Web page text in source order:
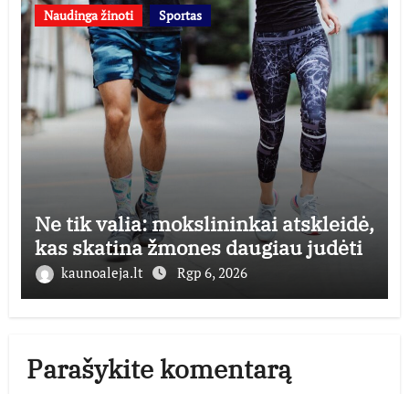
Naudinga žinoti Sportas
Ne tik valia: mokslininkai atskleidė,
kas skatina žmones daugiau judėti
kaunoaleja.lt Rgp 6, 2026
Parašykite komentarą